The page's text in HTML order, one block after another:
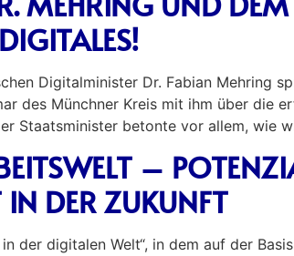
Digitalminister Dr. Fabian Mehring
des Münchner Kreis mit ihm über die
Staatsminister betonte vor allem, wie
–
DER ZUKUNFT
der digitalen Welt“, in dem auf der